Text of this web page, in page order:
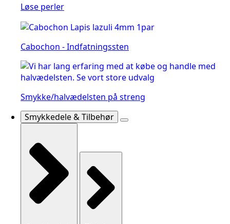
Løse perler
Cabochon - Indfatningssten
Smykke/halvædelsten på streng
Smykkedele & Tilbehør